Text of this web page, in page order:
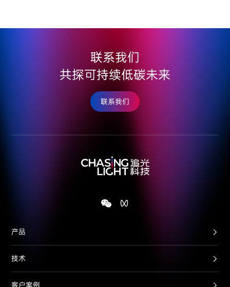
联系我们
共探可持续低碳未来
联系我们
产品
技术
客户案例